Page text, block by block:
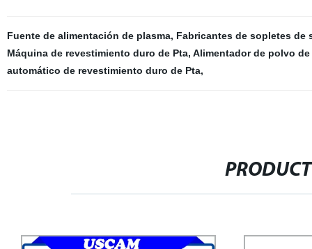
Fuente de alimentación de plasma, Fabricantes de sopletes de
Máquina de revestimiento duro de Pta, Alimentador de polvo de
automático de revestimiento duro de Pta,